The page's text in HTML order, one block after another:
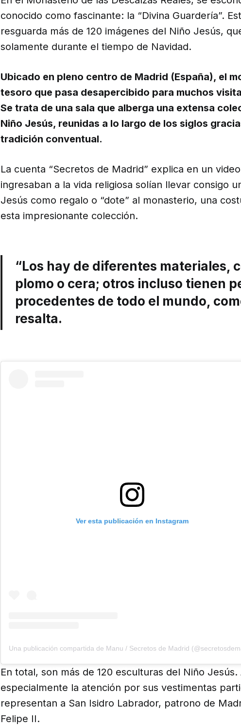
conocido como fascinante: la “Divina Guardería”.
resguarda más de 120 imágenes del Niño Jesús,
solamente durante el tiempo de Navidad.
Ubicado en pleno centro de Madrid (España), el
tesoro que pasa desapercibido para muchos
Se trata de una sala que alberga una extensa
Niño Jesús, reunidas a lo largo de los siglos
tradición conventual.
La cuenta “Secretos de Madrid” explica en un
ingresaban a la vida religiosa solían llevar consigo
Jesús como regalo o “dote” al monasterio, una
esta impresionante colección.
“Los hay de diferentes materiales,
plomo o cera; otros incluso tienen
procedentes de todo el mundo,
resalta.
Ver esta publicación en Instagram
En total, son más de 120 esculturas del Niño
especialmente la atención por sus vestimentas
representan a San Isidro Labrador, patrono de
Felipe II.